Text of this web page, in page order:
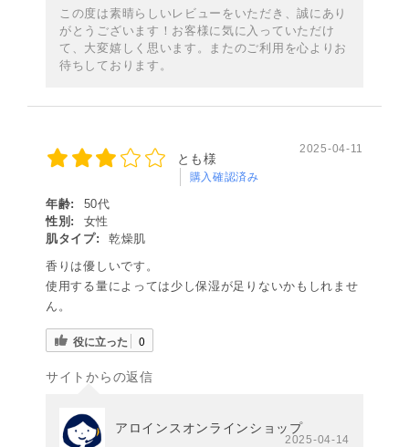
この度は素晴らしいレビューをいただき、誠にあり
がとうございます！お客様に気に入っていただけ
て、大変嬉しく思います。またのご利用を心よりお
待ちしております。
とも様
購入確認済み
2025-04-11
年齢:
50代
性別:
女性
肌タイプ:
乾燥肌
香りは優しいです。
使用する量によっては少し保湿が足りないかもしれませ
ん。
役に立った 0
サイトからの返信
アロインスオンラインショップ
2025-04-14